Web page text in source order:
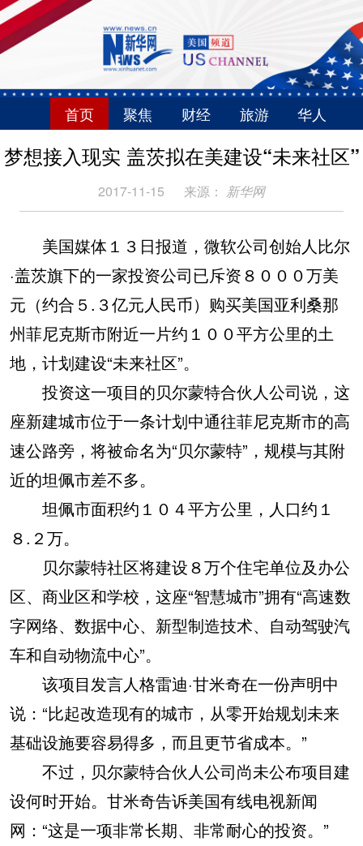
首页 聚焦 财经 旅游 华人
梦想接入现实 盖茨拟在美建设“未来社区”
2017-11-15 来源： 新华网
美国媒体１３日报道，微软公司创始人比尔
·盖茨旗下的一家投资公司已斥资８０００万美
元（约合５.３亿元人民币）购买美国亚利桑那
州菲尼克斯市附近一片约１００平方公里的土
地，计划建设“未来社区”。
投资这一项目的贝尔蒙特合伙人公司说，这
座新建城市位于一条计划中通往菲尼克斯市的高
速公路旁，将被命名为“贝尔蒙特”，规模与其附
近的坦佩市差不多。
坦佩市面积约１０４平方公里，人口约１
８.２万。
贝尔蒙特社区将建设８万个住宅单位及办公
区、商业区和学校，这座“智慧城市”拥有“高速数
字网络、数据中心、新型制造技术、自动驾驶汽
车和自动物流中心”。
该项目发言人格雷迪·甘米奇在一份声明中
说：“比起改造现有的城市，从零开始规划未来
基础设施要容易得多，而且更节省成本。”
不过，贝尔蒙特合伙人公司尚未公布项目建
设何时开始。甘米奇告诉美国有线电视新闻
网：“这是一项非常长期、非常耐心的投资。”